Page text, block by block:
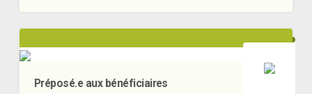
Préposé.e aux bénéficiaires